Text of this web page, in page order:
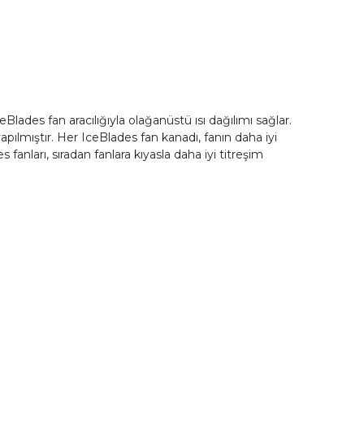
fan aracılığıyla olağanüstü ısı dağılımı sağlar.
Her IceBlades fan kanadı, fanın daha iyi
sıradan fanlara kıyasla daha iyi titreşim